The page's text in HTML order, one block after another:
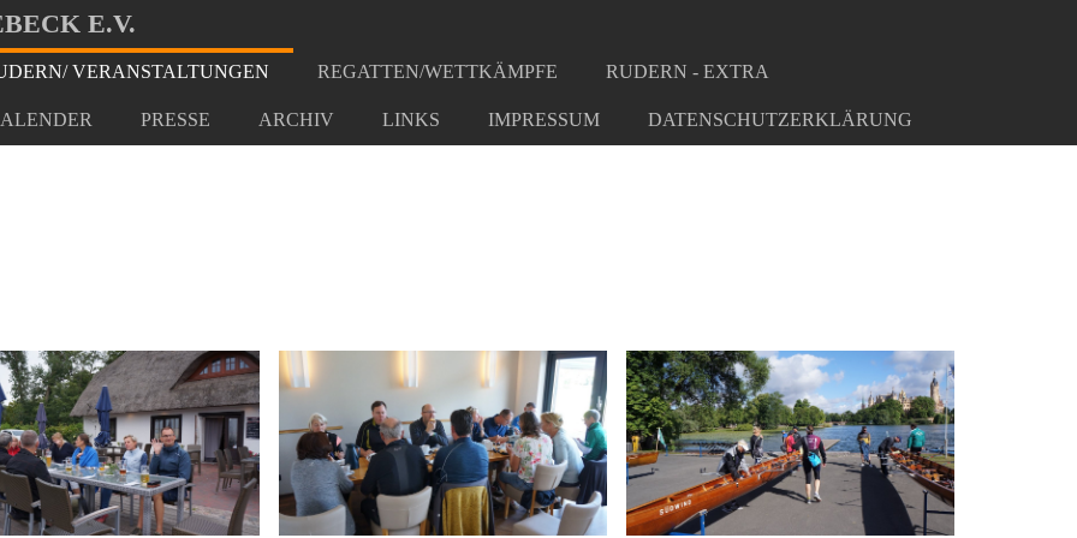
E.V.
VERANSTALTUNGEN REGATTEN/WETTKÄMPFE RUDERN - EXTRA
PRESSE ARCHIV LINKS IMPRESSUM DATENSCHUTZERKLÄRUNG